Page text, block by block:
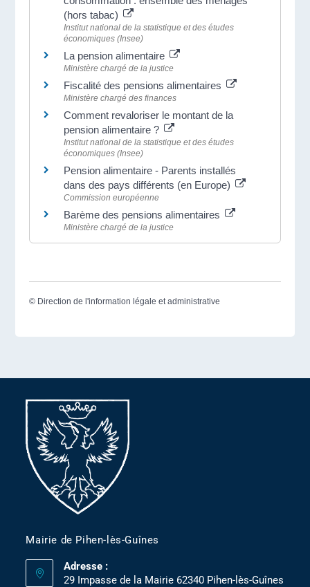
(hors tabac)
Institut national de la statistique et des études
économiques (Insee)
La pension alimentaire
Ministère chargé de la justice
Fiscalité des pensions alimentaires
Ministère chargé des finances
Comment revaloriser le montant de la
pension alimentaire ?
Institut national de la statistique et des études
économiques (Insee)
Pension alimentaire - Parents installés
dans des pays différents (en Europe)
Commission européenne
Barème des pensions alimentaires
Ministère chargé de la justice
© Direction de l'information légale et administrative
Mairie de Pihen-lès-Guînes
Adresse :
29 Impasse de la Mairie 62340 Pihen-lès-Guînes